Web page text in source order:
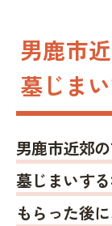
男鹿市
墓じま
男鹿市近郊
墓じまいす
もらった後